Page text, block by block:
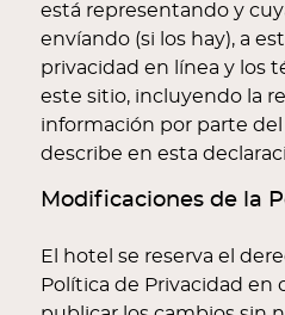
está representando y
envíando (si los hay), a
privacidad en línea y los
este sitio, incluyendo la
información por parte
describe en esta
Modificaciones de la
El hotel se reserva el
Política de Privacidad